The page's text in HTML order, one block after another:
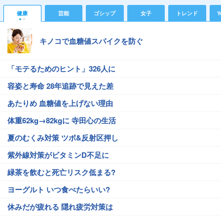
健康 芸能 ゴシップ 女子 トレンド
キノコで血糖値スパイクを防ぐ
「モテるためのヒント」326人に
容姿と寿命 28年追跡で見えた差
あたりめ 血糖値を上げない理由
体重62kg→82kgに 寺田心の生活
夏のむくみ対策 ツボ&反射区押し
紫外線対策がビタミンD不足に
緑茶を飲むと死亡リスク低まる?
ヨーグルト いつ食べたらいい?
休みだが疲れる 隠れ疲労対策は